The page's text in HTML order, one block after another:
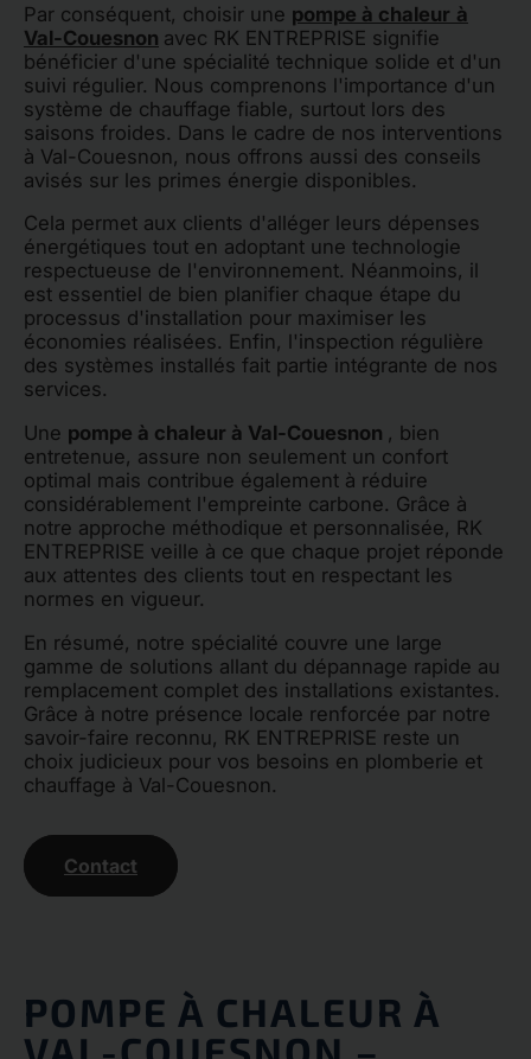
Par conséquent, choisir une pompe à chaleur à
Val-Couesnon avec RK ENTREPRISE signifie
bénéficier d'une spécialité technique solide et d'un
suivi régulier. Nous comprenons l'importance d'un
système de chauffage fiable, surtout lors des
saisons froides. Dans le cadre de nos interventions
à Val-Couesnon, nous offrons aussi des conseils
avisés sur les primes énergie disponibles.
Cela permet aux clients d'alléger leurs dépenses
énergétiques tout en adoptant une technologie
respectueuse de l'environnement. Néanmoins, il
est essentiel de bien planifier chaque étape du
processus d'installation pour maximiser les
économies réalisées. Enfin, l'inspection régulière
des systèmes installés fait partie intégrante de nos
services.
Une pompe à chaleur à Val-Couesnon , bien
entretenue, assure non seulement un confort
optimal mais contribue également à réduire
considérablement l'empreinte carbone. Grâce à
notre approche méthodique et personnalisée, RK
ENTREPRISE veille à ce que chaque projet réponde
aux attentes des clients tout en respectant les
normes en vigueur.
En résumé, notre spécialité couvre une large
gamme de solutions allant du dépannage rapide au
remplacement complet des installations existantes.
Grâce à notre présence locale renforcée par notre
savoir-faire reconnu, RK ENTREPRISE reste un
choix judicieux pour vos besoins en plomberie et
chauffage à Val-Couesnon.
Contact
POMPE À CHALEUR À